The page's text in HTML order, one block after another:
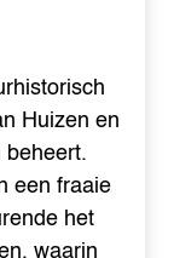
Huizen en
een fraaie
het